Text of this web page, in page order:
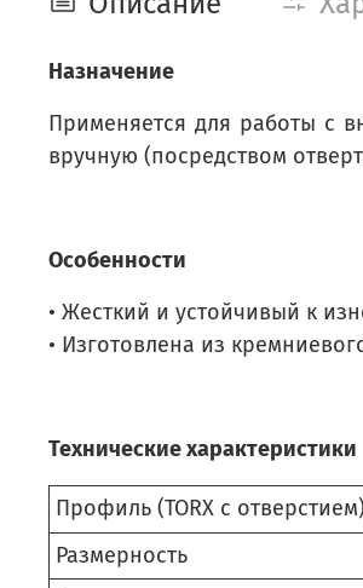
Назначение
Применяется для работы с
вручную (посредством
Особенности
• Жесткий и устойчивый к
• Изготовлена из
Технические характеристики
Профиль (TORX с отверстием)
Размерность